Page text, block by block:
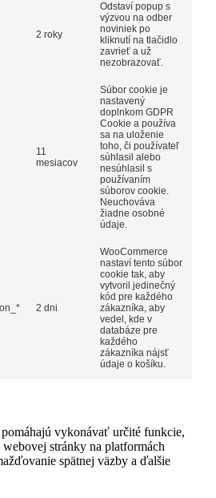
2 roky
Odstaví popup s
výzvou na odber
noviniek po
kliknutí na tlačidlo
zavrieť a už
nezobrazovať.
11
mesiacov
Súbor cookie je
nastavený
doplnkom GDPR
Cookie a používa
sa na uloženie
toho, či používateľ
súhlasil alebo
nesúhlasil s
používaním
súborov cookie.
Neuchováva
žiadne osobné
údaje.
2 dni
WooCommerce
nastaví tento súbor
cookie tak, aby
vytvoril jedinečný
kód pre každého
zákazníka, aby
vedel, kde v
databáze pre
každého
zákazníka nájsť
údaje o košíku.
vykonávať určité funkcie,
stránky na platformách
spätnej väzby a ďalšie